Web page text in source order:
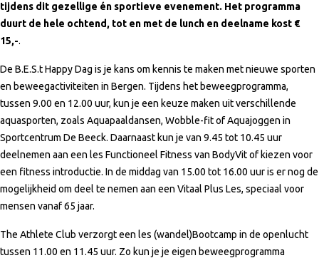
tijdens dit gezellige én sportieve evenement. Het programma
duurt de hele ochtend, tot en met de lunch en deelname kost €
15,-.
De B.E.S.t Happy Dag is je kans om kennis te maken met nieuwe sporten
en beweegactiviteiten in Bergen. Tijdens het beweegprogramma,
tussen 9.00 en 12.00 uur, kun je een keuze maken uit verschillende
aquasporten, zoals Aquapaaldansen, Wobble-fit of Aquajoggen in
Sportcentrum De Beeck. Daarnaast kun je van 9.45 tot 10.45 uur
deelnemen aan een les Functioneel Fitness van BodyVit of kiezen voor
een fitness introductie. In de middag van 15.00 tot 16.00 uur is er nog de
mogelijkheid om deel te nemen aan een Vitaal Plus Les, speciaal voor
mensen vanaf 65 jaar.
The Athlete Club verzorgt een les (wandel)Bootcamp in de openlucht
tussen 11.00 en 11.45 uur. Zo kun je je eigen beweegprogramma